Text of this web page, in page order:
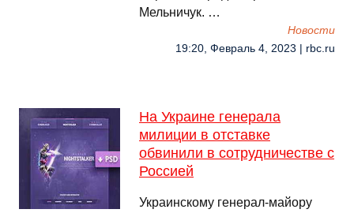
Мельничук. …
Новости
19:20, Февраль 4, 2023 | rbc.ru
На Украине генерала
милиции в отставке
обвинили в сотрудничестве с
Россией
Украинскому генерал-майору